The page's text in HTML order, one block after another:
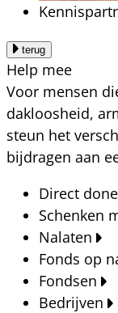
terug
Help mee
Voor mensen
dakloosheid,
steun het
bijdragen aan
Direct
Schenken
Nalaten
Fonds op
Fondsen
Bedrijven